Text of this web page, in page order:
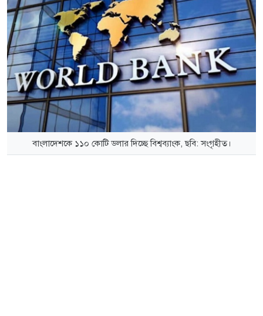
বাংলাদেশকে ১১০ কোটি ডলার দিচ্ছে বিশ্বব্যাংক, ছবি: সংগৃহীত।